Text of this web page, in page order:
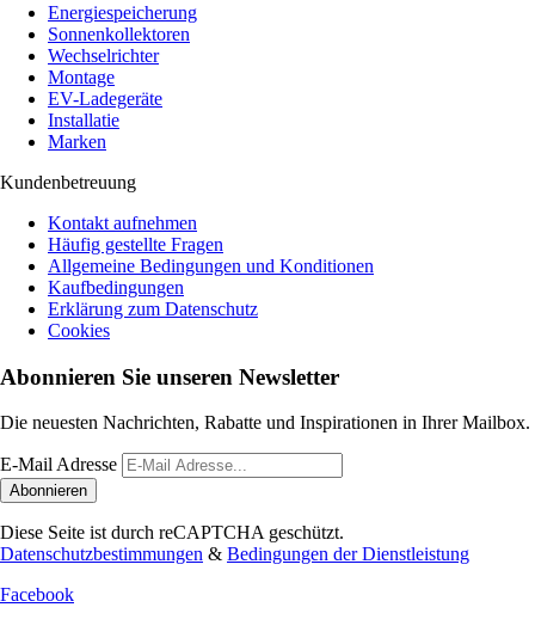
Energiespeicherung
Sonnenkollektoren
Wechselrichter
Montage
EV-Ladegeräte
Installatie
Marken
Kundenbetreuung
Kontakt aufnehmen
Häufig gestellte Fragen
Allgemeine Bedingungen und Konditionen
Kaufbedingungen
Erklärung zum Datenschutz
Cookies
Abonnieren Sie unseren Newsletter
Die neuesten Nachrichten, Rabatte und Inspirationen in Ihrer Mailbox.
E-Mail Adresse
Abonnieren
Diese Seite ist durch reCAPTCHA geschützt.
Datenschutzbestimmungen & Bedingungen der Dienstleistung
Facebook